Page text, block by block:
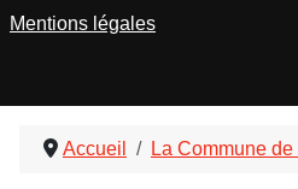
Accueil La Commune
Mentions légales